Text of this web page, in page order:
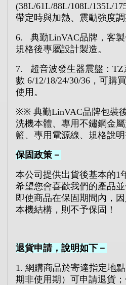
(38L/61L/88L/108L/135L/
帶定時與加熱、震動強度調
6. 典勤LinVAC品牌，客
規格後專屬設計製造。
7. 超音波發生器震盤： TZ
數 6/12/18/24/30/36 ，可購
使用。
※※ 典勤LinVAC品牌包裝
洗機本體、專用不鏽鋼金
籃、專用電源線、規格說
保固政策－
本公司提供出貨後基本的1
希望您會喜歡我們的產品
即使商品在保固期間內，
本機結構，則不予保固！
退貨申請，說明如下－
1. 網購商品於寄達指定地
期非使用期）可申請退貨